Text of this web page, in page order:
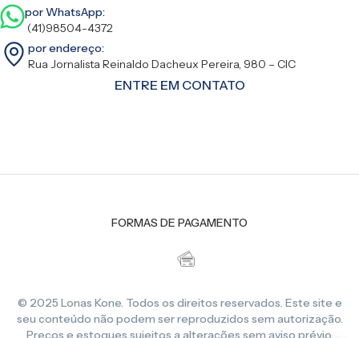
por WhatsApp:
(41)98504-4372
por endereço:
Rua Jornalista Reinaldo Dacheux Pereira, 980 – CIC
ENTRE EM CONTATO
FORMAS DE PAGAMENTO
© 2025 Lonas Kone. Todos os direitos reservados. Este site e
seu conteúdo não podem ser reproduzidos sem autorização.
Preços e estoques sujeitos a alterações sem aviso prévio.